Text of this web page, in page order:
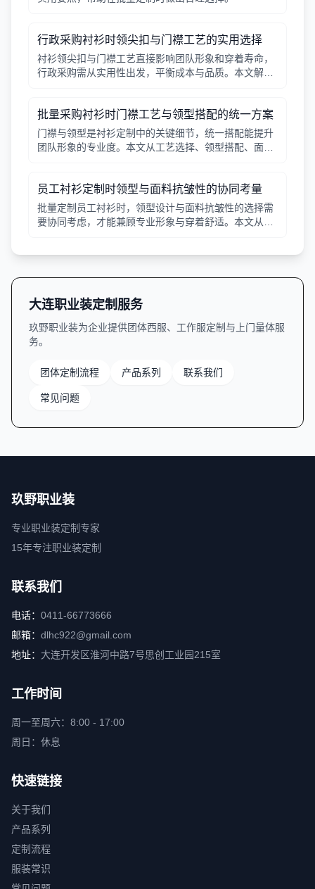
行政采购衬衫时领尖扣与门襟工艺的实用选择
衬衫领尖扣与门襟工艺直接影响团队形象和穿着寿命，
行政采购需从实用性出发，平衡成本与品质。本文解析
批量采购衬衫时门襟工艺与领型搭配的统一方案
门襟与领型是衬衫定制中的关键细节，统一搭配能提升
团队形象的专业度。本文从工艺选择、领型搭配、面料
员工衬衫定制时领型与面料抗皱性的协同考量
批量定制员工衬衫时，领型设计与面料抗皱性的选择需
要协同考虑，才能兼顾专业形象与穿着舒适。本文从领
大连职业装定制服务
玖野职业装为企业提供团体西服、工作服定制与上门量体服
务。
团体定制流程 产品系列 联系我们
常见问题
玖野职业装
专业职业装定制专家
15年专注职业装定制
联系我们
电话： 0411-66773666
邮箱： dlhc922@gmail.com
地址： 大连开发区淮河中路7号思创工业园215室
工作时间
周一至周六：8:00 - 17:00
周日：休息
快速链接
关于我们
产品系列
定制流程
服装常识